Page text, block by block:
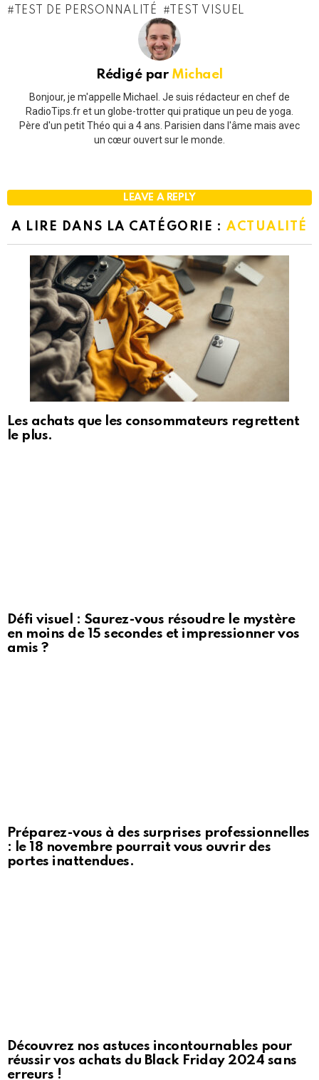
TEST DE PERSONNALITÉ TEST VISUEL
Rédigé par Michael
Bonjour, je m'appelle Michael. Je suis rédacteur en chef de
RadioTips.fr et un globe-trotter qui pratique un peu de yoga.
Père d'un petit Théo qui a 4 ans. Parisien dans l'âme mais avec
un cœur ouvert sur le monde.
LEAVE A REPLY
A LIRE DANS LA CATÉGORIE : ACTUALITÉ
Les achats que les consommateurs regrettent
le plus.
Défi visuel : Saurez-vous résoudre le mystère
en moins de 15 secondes et impressionner vos
amis ?
Préparez-vous à des surprises professionnelles
: le 18 novembre pourrait vous ouvrir des
portes inattendues.
Découvrez nos astuces incontournables pour
réussir vos achats du Black Friday 2024 sans
erreurs !